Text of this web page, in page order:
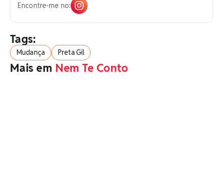
Encontre-me no:
Tags:
Mudança Preta Gil
Mais em Nem Te Conto